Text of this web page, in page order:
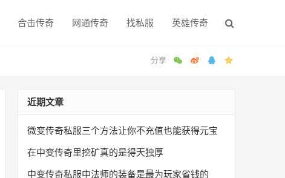
合击传奇 网通传奇 找私服 英雄传奇
近期文章
微变传奇私服三个方法让你不充值也能获得元宝
在中变传奇里挖矿真的是得天独厚
中变传奇私服中法师的装备是最为玩家省钱的